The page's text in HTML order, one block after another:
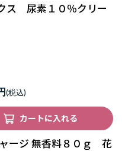
ス 尿素１０％クリー
カートに入れる
ージ 無香料８０ｇ 花